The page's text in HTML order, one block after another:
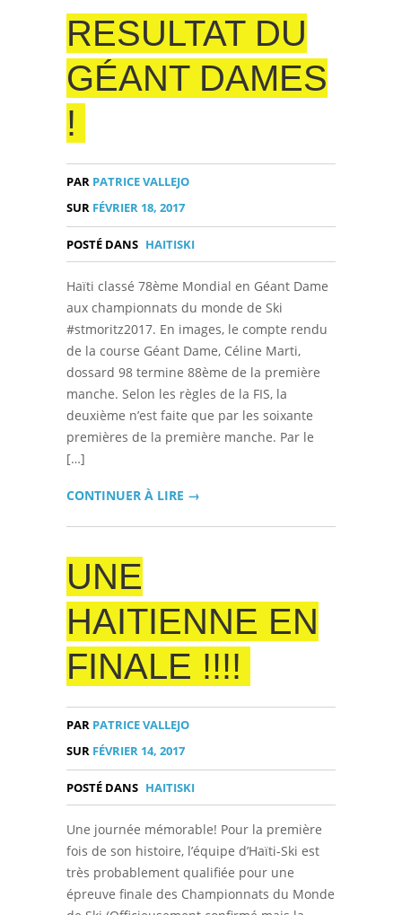
RESULTAT DU
GÉANT DAMES
!
PAR PATRICE VALLEJO
SUR FÉVRIER 18, 2017
POSTÉ DANS HAITISKI
Haïti classé 78ème Mondial en Géant Dame
aux championnats du monde de Ski
#stmoritz2017. En images, le compte rendu
de la course Géant Dame, Céline Marti,
dossard 98 termine 88ème de la première
manche. Selon les règles de la FIS, la
deuxième n’est faite que par les soixante
premières de la première manche. Par le
[…]
CONTINUER À LIRE →
UNE
HAITIENNE EN
FINALE !!!!
PAR PATRICE VALLEJO
SUR FÉVRIER 14, 2017
POSTÉ DANS HAITISKI
Une journée mémorable! Pour la première
fois de son histoire, l’équipe d’Haïti-Ski est
très probablement qualifiée pour une
épreuve finale des Championnats du Monde